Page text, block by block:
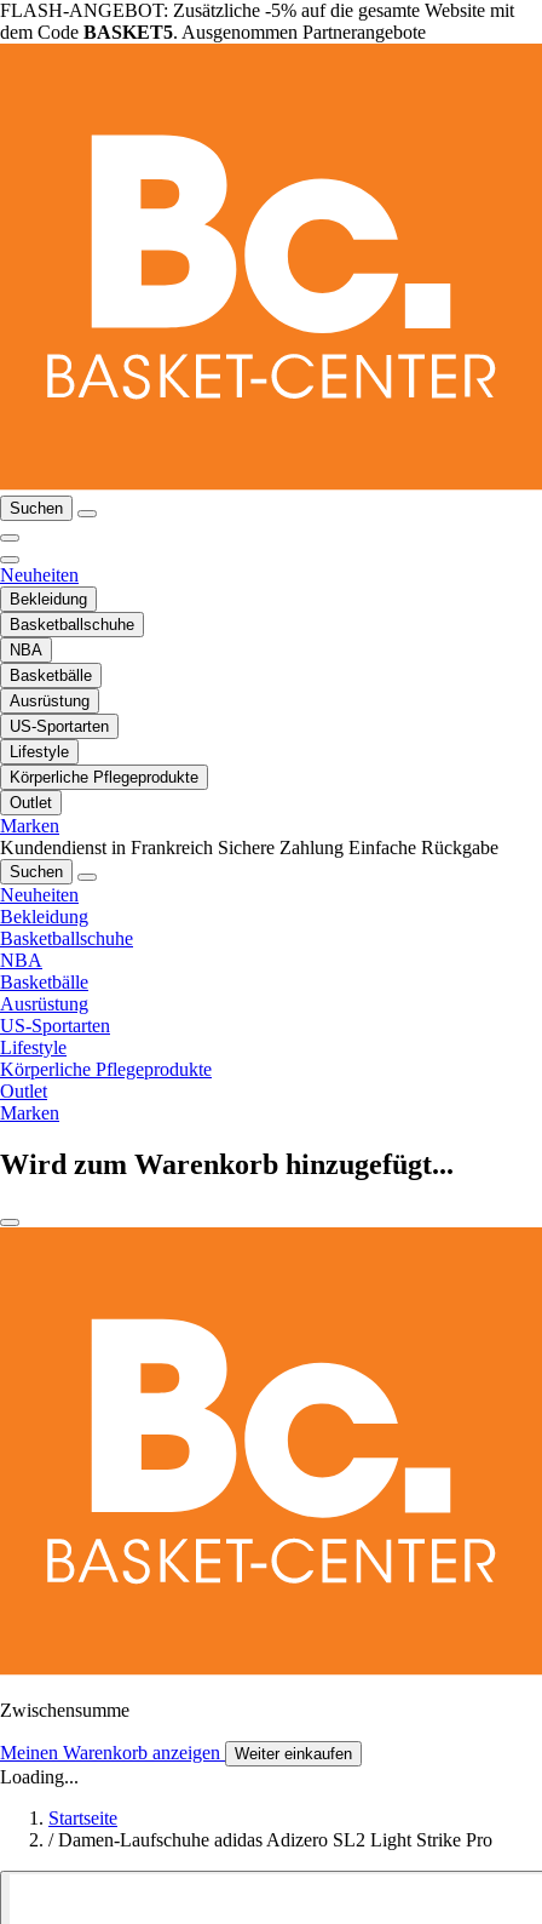
FLASH-ANGEBOT: Zusätzliche -5% auf die gesamte Website mit
dem Code BASKET5. Ausgenommen Partnerangebote
Suchen
Neuheiten
Bekleidung
Basketballschuhe
NBA
Basketbälle
Ausrüstung
US-Sportarten
Lifestyle
Körperliche Pflegeprodukte
Outlet
Marken
Kundendienst in Frankreich Sichere Zahlung Einfache Rückgabe
Suchen
Neuheiten
Bekleidung
Basketballschuhe
NBA
Basketbälle
Ausrüstung
US-Sportarten
Lifestyle
Körperliche Pflegeprodukte
Outlet
Marken
Wird zum Warenkorb hinzugefügt...
Zwischensumme
Meinen Warenkorb anzeigen Weiter einkaufen
Loading...
Startseite
/ Damen-Laufschuhe adidas Adizero SL2 Light Strike Pro